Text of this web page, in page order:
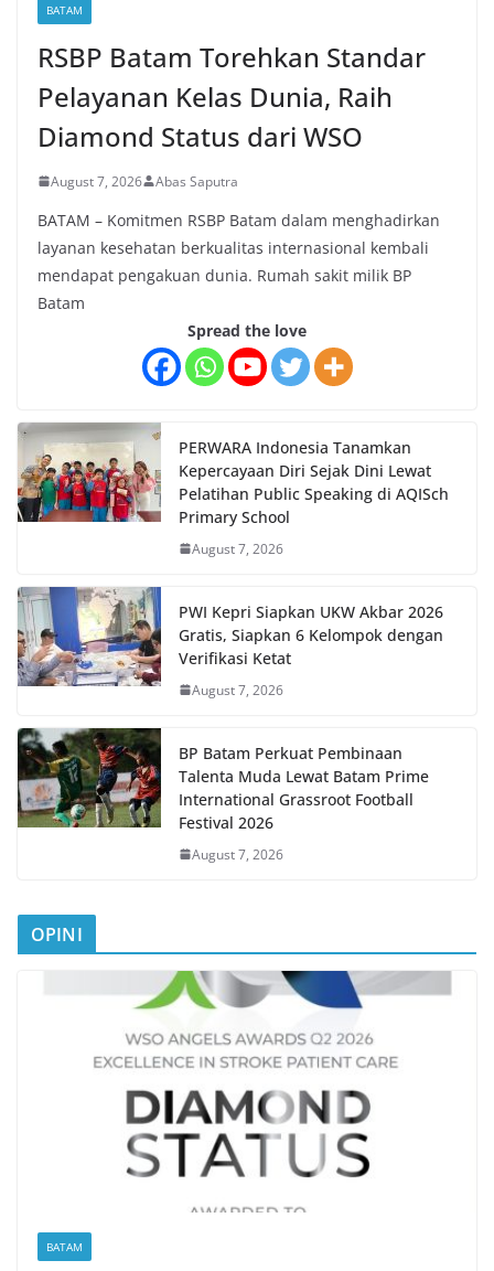
BATAM
RSBP Batam Torehkan Standar
Pelayanan Kelas Dunia, Raih
Diamond Status dari WSO
August 7, 2026 Abas Saputra
BATAM – Komitmen RSBP Batam dalam menghadirkan
layanan kesehatan berkualitas internasional kembali
mendapat pengakuan dunia. Rumah sakit milik BP
Batam
Spread the love
PERWARA Indonesia Tanamkan
Kepercayaan Diri Sejak Dini Lewat
Pelatihan Public Speaking di AQISch
Primary School
August 7, 2026
PWI Kepri Siapkan UKW Akbar 2026
Gratis, Siapkan 6 Kelompok dengan
Verifikasi Ketat
August 7, 2026
BP Batam Perkuat Pembinaan
Talenta Muda Lewat Batam Prime
International Grassroot Football
Festival 2026
August 7, 2026
OPINI
BATAM